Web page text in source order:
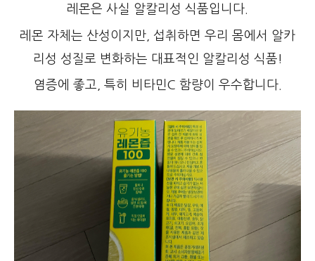
레몬은 사실 알칼리성 식품입니다.
레몬 자체는 산성이지만, 섭취하면 우리 몸에서 알카
리성 성질로 변화하는 대표적인 알칼리성 식품!
염증에 좋고, 특히 비타민C 함량이 우수합니다.